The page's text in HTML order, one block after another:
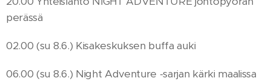
perässä
02.00 (su 8.6.) Kisakeskuksen buffa auki
06.00 (su 8.6.) Night Adventure -sarjan kärki maalissa